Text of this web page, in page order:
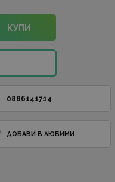
КУПИ
0886141714
ДОБАВИ В ЛЮБИМИ